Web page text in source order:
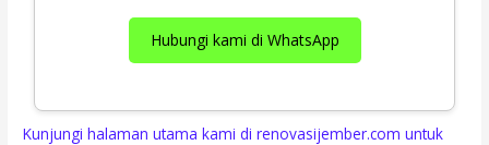
Hubungi kami di WhatsApp
Kunjungi halaman utama kami di renovasijember.com untuk